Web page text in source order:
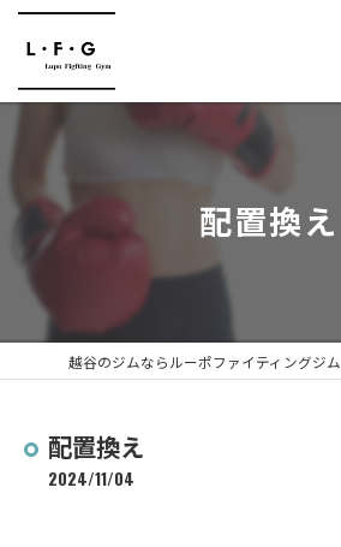
配置換え
越谷のジムならルーポファイティングジム
配置換え
2024/11/04